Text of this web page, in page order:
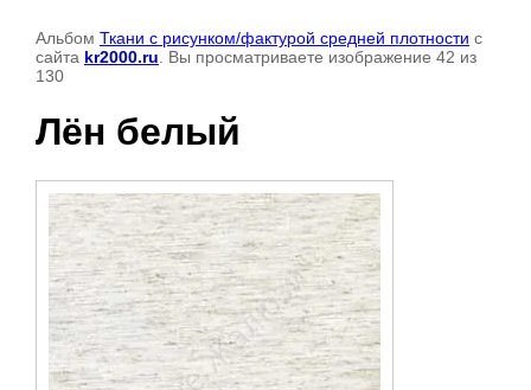
Альбом Ткани с рисунком/фактурой средней плотности с
сайта kr2000.ru . Вы просматриваете изображение 42 из
130
Лён белый